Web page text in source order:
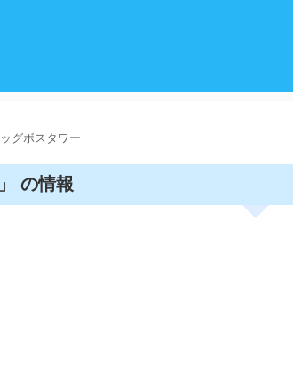
グボスタワー
の情報